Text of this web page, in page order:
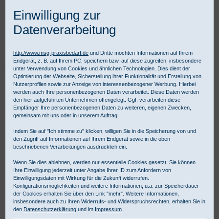
Praxisbedarf Shop REHA & Pflegebedarf Hygiene
Hygienezubehör
VomitBag Brechbeutel
Einwilligung zur
Datenverarbeitung
http://www.msg-praxisbedarf.de und Dritte möchten Informationen auf Ihrem
Endgerät, z. B. auf Ihrem PC, speichern bzw. auf diese zugreifen, insbesondere
unter Verwendung von Cookies und ähnlichen Technologien. Dies dient der
Optimierung der Webseite, Sicherstellung ihrer Funktionalität und Erstellung von
Nutzerprofilen sowie zur Anzeige von interessenbezogener Werbung. Hierbei
werden auch Ihre personenbezogenen Daten verarbeitet. Diese Daten werden
den hier aufgeführten Unternehmen offengelegt. Ggf. verarbeiten diese
Empfänger Ihre personenbezogenen Daten zu weiteren, eigenen Zwecken,
gemeinsam mit uns oder in unserem Auftrag.
Indem Sie auf "Ich stimme zu" klicken, willigen Sie in die Speicherung von und
den Zugriff auf Informationen auf Ihrem Endgerät sowie in die oben
beschriebenen Verarbeitungen ausdrücklich ein.
Wenn Sie dies ablehnen, werden nur essentielle Cookies gesetzt. Sie können
Ihre Einwilligung jederzeit unter Angabe Ihrer ID zum Anfordern von
Einwilligungsdaten mit Wirkung für die Zukunft widerrufen.
Konfigurationsmöglichkeiten und weitere Informationen, u.a. zur Speicherdauer
der Cookies erhalten Sie über den Link "mehr". Weitere Informationen,
insbesondere auch zu Ihren Widerrufs- und Widerspruchsrechten, erhalten Sie in
den Datenschutzerklärung und im Impressum